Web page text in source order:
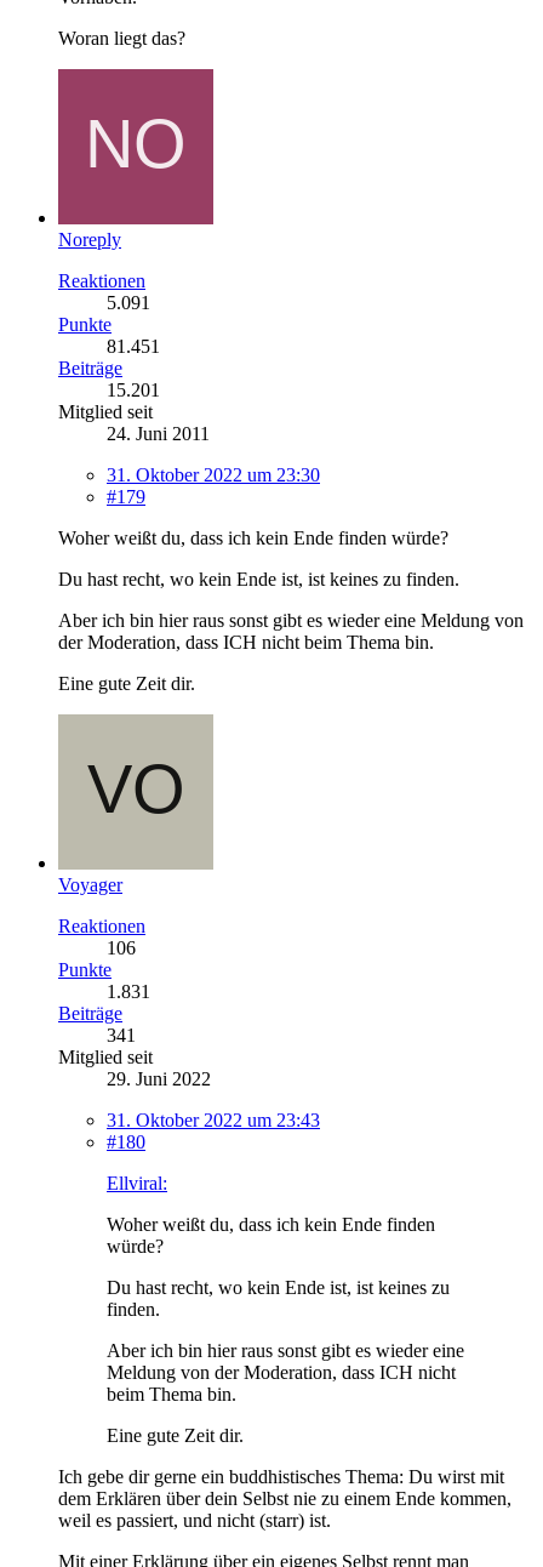
Woran liegt das?
Noreply
Reaktionen
5.091
Punkte
81.451
Beiträge
15.201
Mitglied seit
24. Juni 2011
31. Oktober 2022 um 23:30
#179
Woher weißt du, dass ich kein Ende finden würde?
Du hast recht, wo kein Ende ist, ist keines zu finden.
Aber ich bin hier raus sonst gibt es wieder eine Meldung von
der Moderation, dass ICH nicht beim Thema bin.
Eine gute Zeit dir.
Voyager
Reaktionen
106
Punkte
1.831
Beiträge
341
Mitglied seit
29. Juni 2022
31. Oktober 2022 um 23:43
#180
Ellviral:
Woher weißt du, dass ich kein Ende finden
würde?
Du hast recht, wo kein Ende ist, ist keines zu
finden.
Aber ich bin hier raus sonst gibt es wieder eine
Meldung von der Moderation, dass ICH nicht
beim Thema bin.
Eine gute Zeit dir.
Ich gebe dir gerne ein buddhistisches Thema: Du wirst mit
dem Erklären über dein Selbst nie zu einem Ende kommen,
weil es passiert, und nicht (starr) ist.
Mit einer Erklärung über ein eigenes Selbst rennt man